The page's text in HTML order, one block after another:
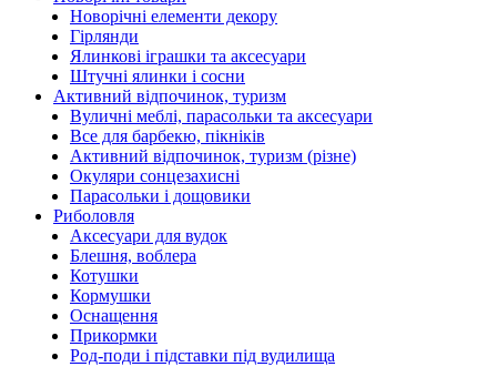
Новорічні елементи декору
Гірлянди
Ялинкові іграшки та аксесуари
Штучні ялинки і сосни
Активний відпочинок, туризм
Вуличні меблі, парасольки та аксесуари
Все для барбекю, пікніків
Активний відпочинок, туризм (різне)
Окуляри сонцезахисні
Парасольки і дощовики
Риболовля
Аксесуари для вудок
Блешня, воблера
Котушки
Кормушки
Оснащення
Прикормки
Род-поди і підставки під вудилища